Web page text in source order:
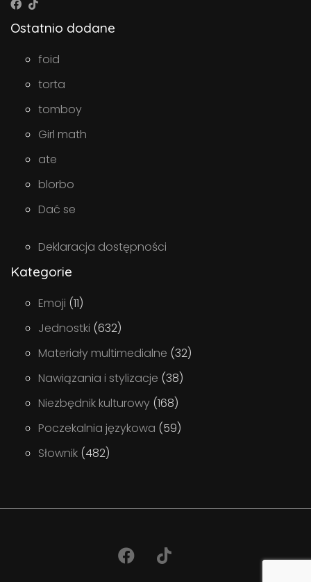
Ostatnio dodane
foid
torta
tomboy
Girl math
ate
blorbo
Dać se
Deklaracja dostępności
Kategorie
Emoji (11)
Jednostki (632)
Materiały multimedialne (32)
Nawiązania i stylizacje (38)
Niezbędnik kulturowy (168)
Poczekalnia językowa (59)
Słownik (482)